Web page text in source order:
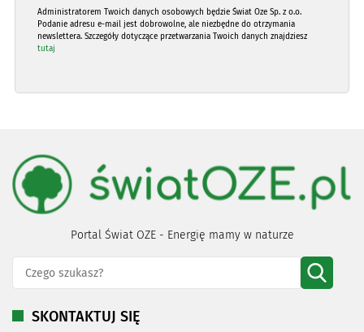
Administratorem Twoich danych osobowych będzie Świat Oze Sp. z o.o.
Podanie adresu e-mail jest dobrowolne, ale niezbędne do otrzymania
newslettera. Szczegóły dotyczące przetwarzania Twoich danych znajdziesz
tutaj
Portal Świat OZE - Energię mamy w naturze
SKONTAKTUJ SIĘ